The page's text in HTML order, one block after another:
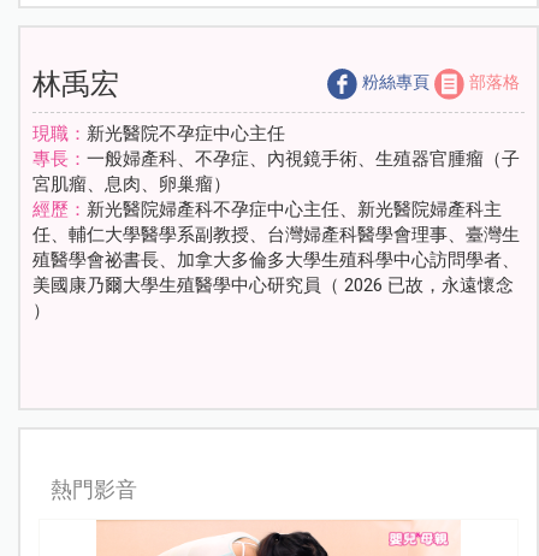
林禹宏 粉絲專頁 部落格
現職： 新光醫院不孕症中心主任
專長： 一般婦產科、不孕症、內視鏡手術、生殖器官腫瘤（子
宮肌瘤、息肉、卵巢瘤）
經歷： 新光醫院婦產科不孕症中心主任、新光醫院婦產科主
任、輔仁大學醫學系副教授、台灣婦產科醫學會理事、臺灣生
殖醫學會祕書長、加拿大多倫多大學生殖科學中心訪問學者、
美國康乃爾大學生殖醫學中心研究員（ 2026 已故，永遠懷念
）
熱門影音